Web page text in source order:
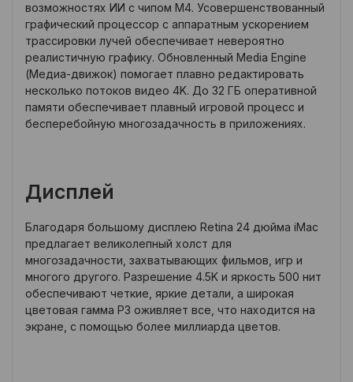
возможностях ИИ с чипом M4. Усовершенствованный
графический процессор с аппаратным ускорением
трассировки лучей обеспечивает невероятно
реалистичную графику. Обновленный Media Engine
(Медиа-движок) помогает плавно редактировать
несколько потоков видео 4K. До 32 ГБ оперативной
памяти обеспечивает плавный игровой процесс и
бесперебойную многозадачность в приложениях.
Дисплей
Благодаря большому дисплею Retina 24 дюйма iMac
предлагает великолепный холст для
многозадачности, захватывающих фильмов, игр и
многого другого. Разрешение 4.5K и яркость 500 нит
обеспечивают четкие, яркие детали, а широкая
цветовая гамма P3 оживляет все, что находится на
экране, с помощью более миллиарда цветов.